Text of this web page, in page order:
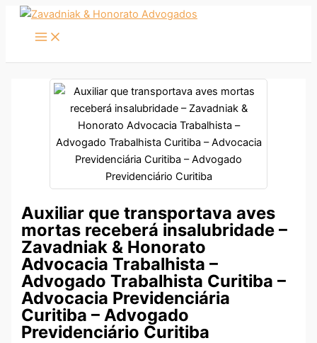
conteúdo
Auxiliar que transportava aves
mortas receberá insalubridade –
Zavadniak & Honorato
Advocacia Trabalhista –
Advogado Trabalhista Curitiba –
Advocacia Previdenciária
Curitiba – Advogado
Previdenciário Curitiba